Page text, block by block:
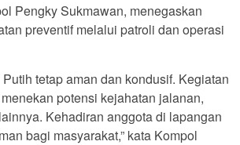
Pengky Sukmawan, menegaskan
preventif melalui patroli dan operasi
tetap aman dan kondusif. Kegiatan
potensi kejahatan jalanan,
Kehadiran anggota di lapangan
bagi masyarakat,” kata Kompol